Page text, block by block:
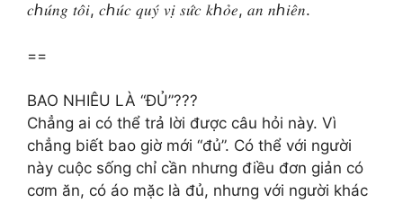
𝑐ℎ𝑢́𝑛𝑔 𝑡𝑜̂𝑖, 𝑐ℎ𝑢́𝑐 𝑞𝑢𝑦́ 𝑣𝑖̣ 𝑠𝑢̛́𝑐 𝑘ℎ𝑜̉𝑒, 𝑎𝑛 𝑛ℎ𝑖𝑒̂𝑛.
==
BAO NHIÊU LÀ “ĐỦ”???
Chẳng ai có thể trả lời được câu hỏi này. Vì
chẳng biết bao giờ mới “đủ”. Có thể với người
này cuộc sống chỉ cần nhưng điều đơn giản có
cơm ăn, có áo mặc là đủ, nhưng với người khác